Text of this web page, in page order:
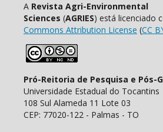
A Revista Agri-Environmental
Sciences (AGRIES) está licenciado
Commons Attribution License (CC
Pró-Reitoria de Pesquisa e Pós-
Universidade Estadual do Tocantins
108 Sul Alameda 11 Lote 03
CEP: 77020-122 - Palmas - TO